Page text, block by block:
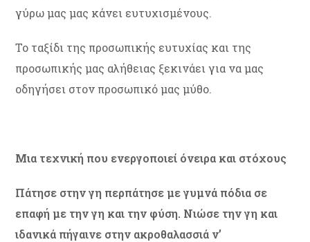
γύρω μας μας κάνει ευτυχισμένους.
Το ταξίδι της προσωπικής ευτυχίας και της
προσωπικής μας αλήθειας ξεκινάει για να μας
οδηγήσει στον προσωπικό μας μύθο.
Μια τεχνική που ενεργοποιεί όνειρα και στόχους
Πάτησε στην γη περπάτησε με γυμνά πόδια σε
επαφή με την γη και την φύση. Νιώσε την γη και
ιδανικά πήγαινε στην ακροθαλασσιά ν’